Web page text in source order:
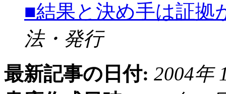
■結果と決め手は証拠
法・発行
最新記事の日付: 2004年